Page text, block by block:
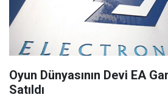
Oyun Dünyasının Devi EA
Satıldı